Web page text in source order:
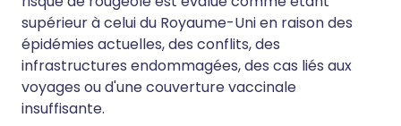
supérieur à celui du Royaume-Uni en raison des
épidémies actuelles, des conflits, des
infrastructures endommagées, des cas liés aux
voyages ou d'une couverture vaccinale
insuffisante.